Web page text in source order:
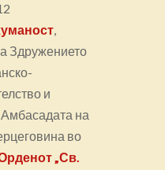
,
Здружението
и
на
во
„Св.